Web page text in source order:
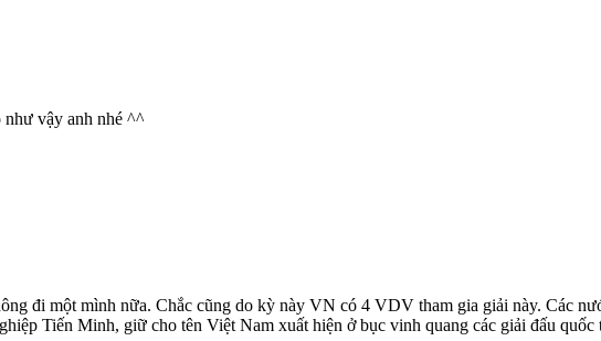
vậy anh nhé ^^
đi một mình nữa. Chắc cũng do kỳ này VN có 4 VDV tham gia giải này. Các
Tiến Minh, giữ cho tên Việt Nam xuất hiện ở bục vinh quang các giải đấu quốc